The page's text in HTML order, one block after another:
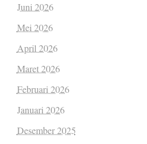
Juni 2026
Mei 2026
April 2026
Maret 2026
Februari 2026
Januari 2026
Desember 2025